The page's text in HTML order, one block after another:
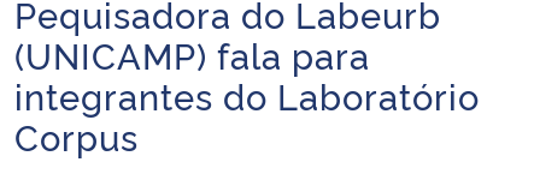
Ministério da Agricultura, Pecuária e Abastecimento
Ministério da Educação
Início do conteúdo
Pequisadora do Labeurb
(UNICAMP) fala para
integrantes do Laboratório
Corpus